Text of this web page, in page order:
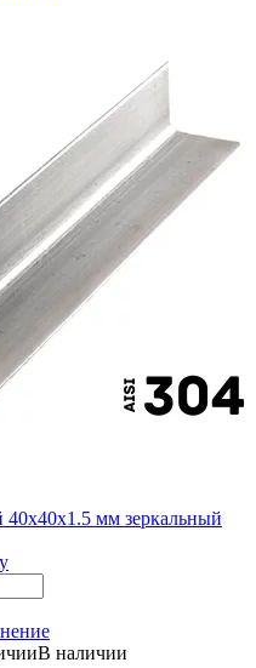
мм зеркальный
В наличии